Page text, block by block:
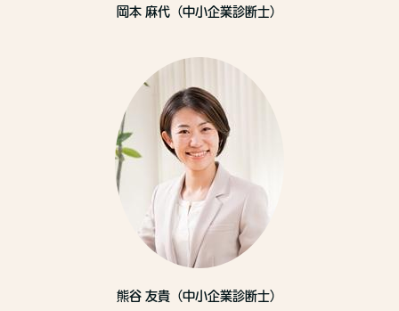
岡本 麻代（中小企業診断士）
熊谷 友貴（中小企業診断士）